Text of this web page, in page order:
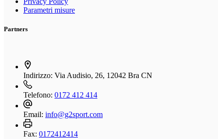
Parametri misure
Partners
Indirizzo: Via Audisio, 26, 12042 Bra CN
Telefono: 0172 412 414
Email: info@g2sport.com
Fax: 0172412414